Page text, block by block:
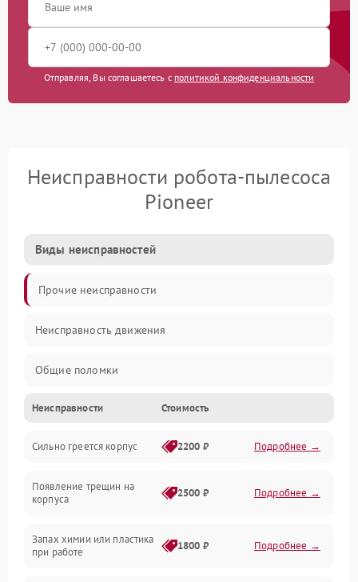
Отправляя, Вы соглашаетесь с политикой конфиденциальности
Неисправности робота-пылесоса
Pioneer
Виды неисправностей
Прочие неисправности
Неисправность движения
Общие поломки
Неисправность датчиков
Неисправность программного обеспечения
Проблемы с сигналом
Неисправности Стоимость
Сильно греется корпус 2200 ₽ Подробнее →
Появление трещин на
корпуса
2500 ₽ Подробнее →
Запах химии или пластика
при работе
1800 ₽ Подробнее →